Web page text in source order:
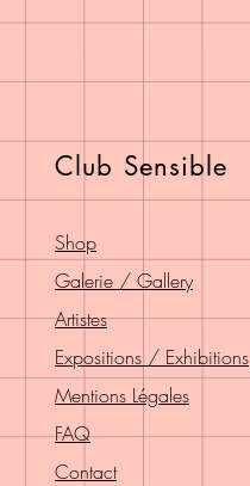
Club Sensible
Shop
Galerie / Gallery
Artistes
Expositions / Exhibitions
Mentions Légales
FAQ
Contact